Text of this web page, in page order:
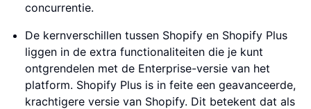
concurrentie.
De kernverschillen tussen Shopify en Shopify Plus
liggen in de extra functionaliteiten die je kunt
ontgrendelen met de Enterprise-versie van het
platform. Shopify Plus is in feite een geavanceerde,
krachtigere versie van Shopify. Dit betekent dat als